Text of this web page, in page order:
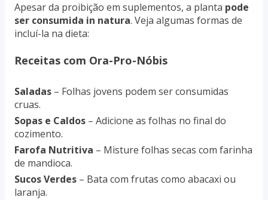
Apesar da proibição em suplementos, a planta pode
ser consumida in natura. Veja algumas formas de
incluí-la na dieta:
Receitas com Ora-Pro-Nóbis
Saladas– Folhas jovens podem ser consumidas
cruas.
Sopas e Caldos– Adicione as folhas no final do
cozimento.
Farofa Nutritiva – Misture folhas secas com farinha
de mandioca.
Sucos Verdes– Bata com frutas como abacaxi ou
laranja.